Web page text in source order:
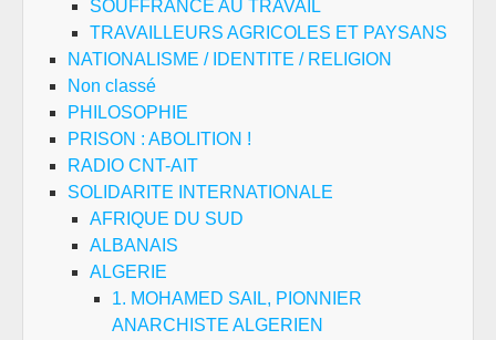
SOUFFRANCE AU TRAVAIL
TRAVAILLEURS AGRICOLES ET PAYSANS
NATIONALISME / IDENTITE / RELIGION
Non classé
PHILOSOPHIE
PRISON : ABOLITION !
RADIO CNT-AIT
SOLIDARITE INTERNATIONALE
AFRIQUE DU SUD
ALBANAIS
ALGERIE
1. MOHAMED SAIL, PIONNIER
ANARCHISTE ALGERIEN